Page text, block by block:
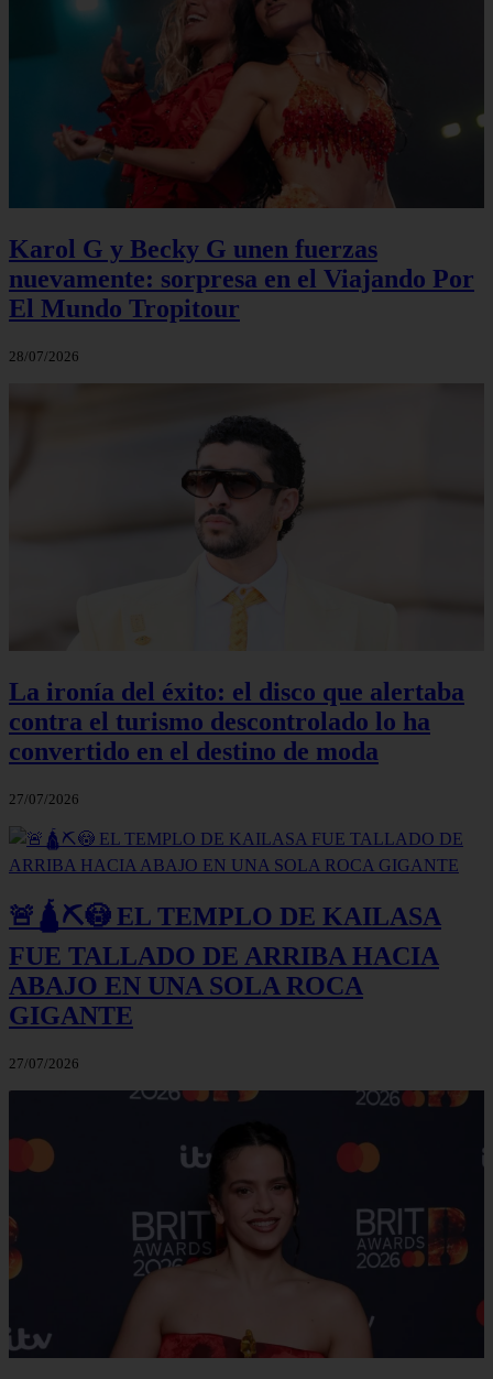
Karol G y Becky G unen fuerzas
nuevamente: sorpresa en el Viajando Por
El Mundo Tropitour
28/07/2026
La ironía del éxito: el disco que alertaba
contra el turismo descontrolado lo ha
convertido en el destino de moda
27/07/2026
🚨🛕⛏️😳 EL TEMPLO DE KAILASA
FUE TALLADO DE ARRIBA HACIA
ABAJO EN UNA SOLA ROCA
GIGANTE
27/07/2026